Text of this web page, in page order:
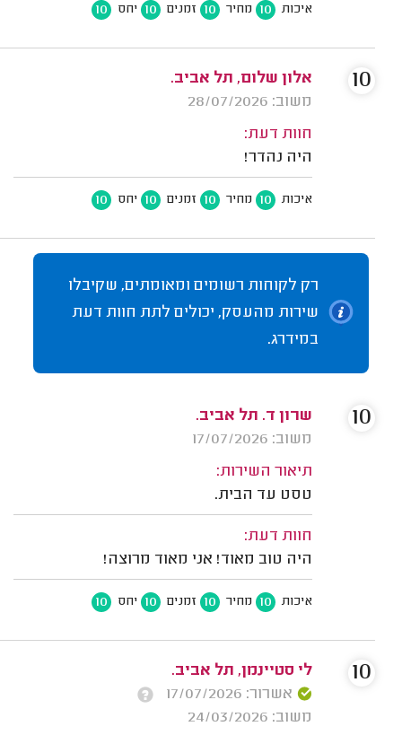
איכות 10 מחיר 10 זמנים 10 יחס 10
אלון שלום, תל אביב.
משוב: 28/07/2026
חוות דעת:
היה נהדר!
איכות 10 מחיר 10 זמנים 10 יחס 10
10
רק לקוחות רשומים ומאומתים, שקיבלו
שירות מהעסק, יכולים לתת חוות דעת
במידרג.
שרון ד. תל אביב.
משוב: 17/07/2026
תיאור השירות:
טסט עד הבית.
חוות דעת:
היה טוב מאוד! אני מאוד מרוצה!
איכות 10 מחיר 10 זמנים 10 יחס 10
10
לי סטיינמן, תל אביב.
אשרור: 17/07/2026
משוב: 24/03/2026
10